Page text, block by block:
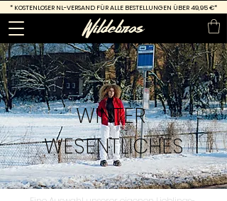
* KOSTENLOSER NL-VERSAND FÜR ALLE BESTELLUNGEN ÜBER 49,95 €*
WINTER
WESENTLICHES